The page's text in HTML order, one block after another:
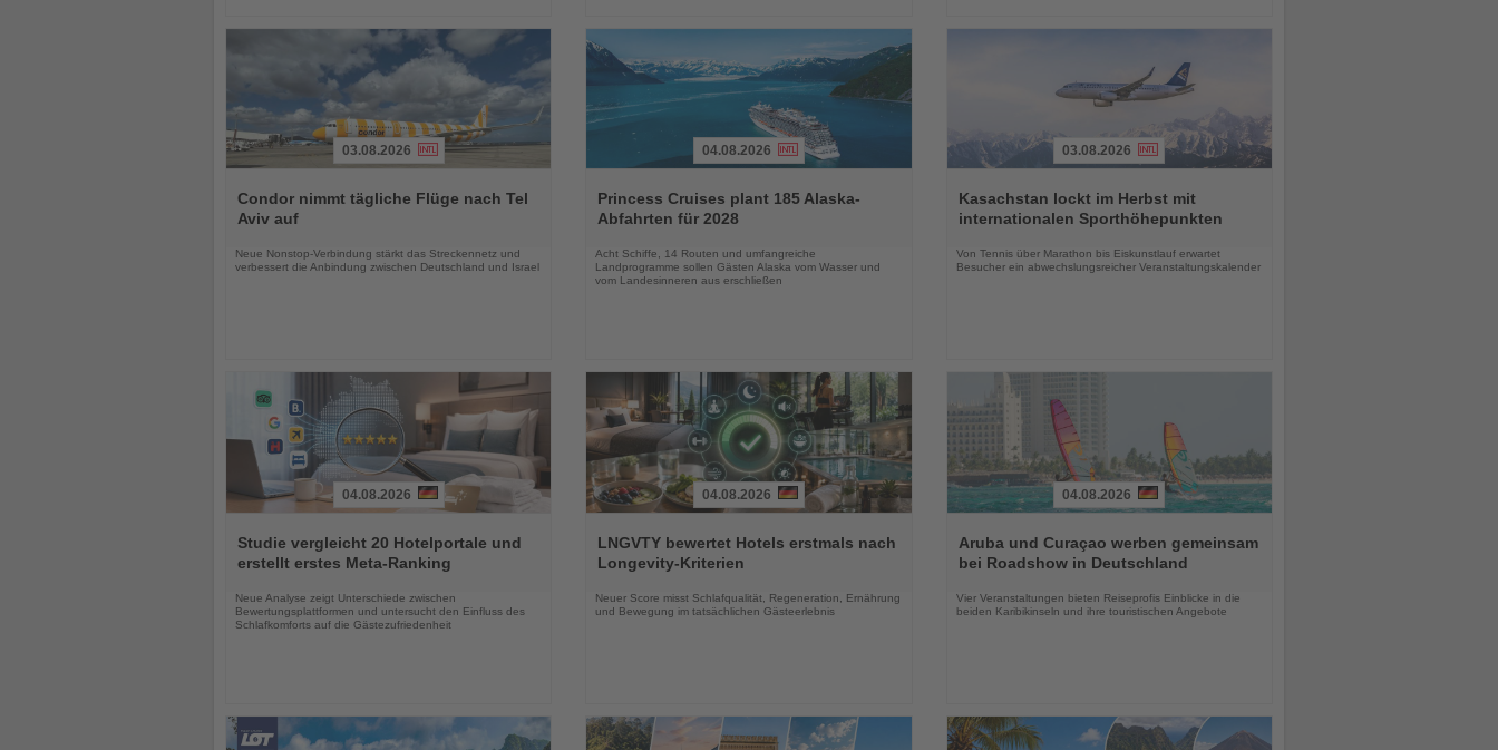
Sie
die
03.08.2026
Condor nimmt tägliche Flüge nach Tel
Aviv auf
Neue Nonstop-Verbindung stärkt das Streckennetz und
verbessert die Anbindung zwischen Deutschland und Israel
Sie
die
04.08.2026
Princess Cruises plant 185 Alaska-
Abfahrten für 2028
Acht Schiffe, 14 Routen und umfangreiche
Landprogramme sollen Gästen Alaska vom Wasser und
vom Landesinneren aus erschließen
Sie
die
03.08.2026
Kasachstan lockt im Herbst mit
internationalen Sporthöhepunkten
Von Tennis über Marathon bis Eiskunstlauf erwartet
Besucher ein abwechslungsreicher Veranstaltungskalender
Sie
die
04.08.2026
Studie vergleicht 20 Hotelportale und
erstellt erstes Meta-Ranking
Neue Analyse zeigt Unterschiede zwischen
Bewertungsplattformen und untersucht den Einfluss des
Schlafkomforts auf die Gästezufriedenheit
Sie
die
Nachrichten
04.08.2026
LNGVTY bewertet Hotels erstmals nach
Longevity-Kriterien
Neuer Score misst Schlafqualität, Regeneration, Ernährung
und Bewegung im tatsächlichen Gästeerlebnis
Sie
die
04.08.2026
Aruba und Curaçao werben gemeinsam
bei Roadshow in Deutschland
Vier Veranstaltungen bieten Reiseprofis Einblicke in die
beiden Karibikinseln und ihre touristischen Angebote